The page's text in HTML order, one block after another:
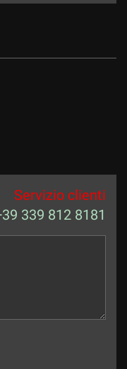
Servizio clienti
339 812 8181